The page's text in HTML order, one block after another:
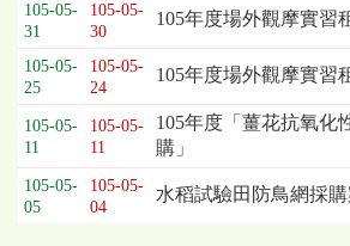
105-05-
31
105-05-
30
105年度場外觀摩實習
105-05-
25
105-05-
24
105年度場外觀摩實習
105-05-
11
105-05-
11
105年度「薑花抗氧化
購」
105-05-
05
105-05-
04
水稻試驗田防鳥網採購